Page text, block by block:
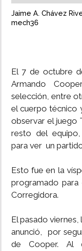
MUNDO
INSÓLITAS
MULTIMEDIA
Jaime A. Chávez
mech36
El 7 de octubre
Armando
selección, entre
el cuerpo técnico
observar el juego
resto del
para ver un
Esto fue en la
programado
Corregidora.
El pasado
anunció, por
de Cooper. Al